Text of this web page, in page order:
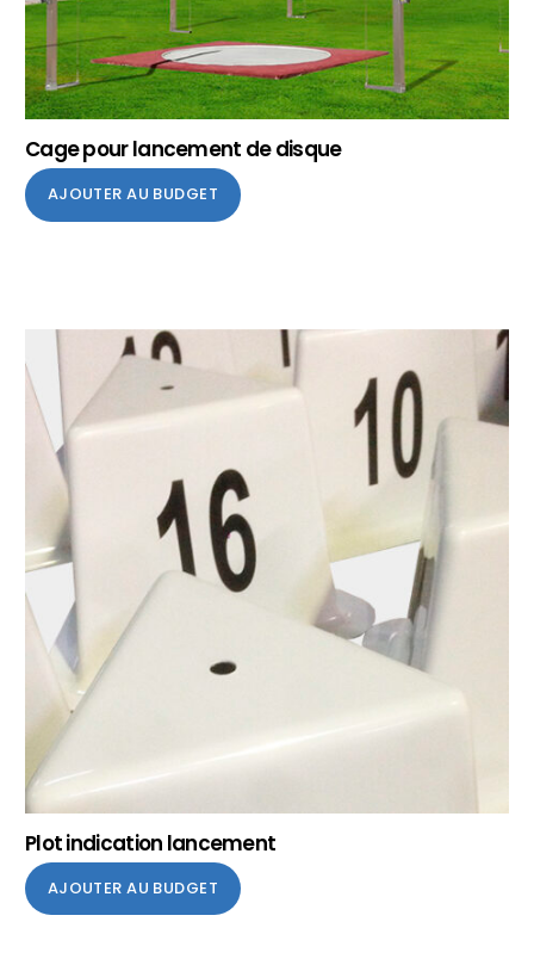
Cage pour lancement de disque
AJOUTER AU BUDGET
Plot indication lancement
AJOUTER AU BUDGET